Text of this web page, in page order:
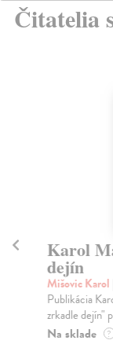
Čitatelia
Karol
dejín
Mišovic Karol
Publikácia
zrkadle dejín"
Na sklade ?